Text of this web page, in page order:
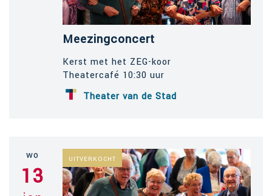
Meezingconcert
Kerst met het ZEG-koor
Theatercafé 10:30 uur
Theater van de Stad
wo
13
UITVERKOCHT